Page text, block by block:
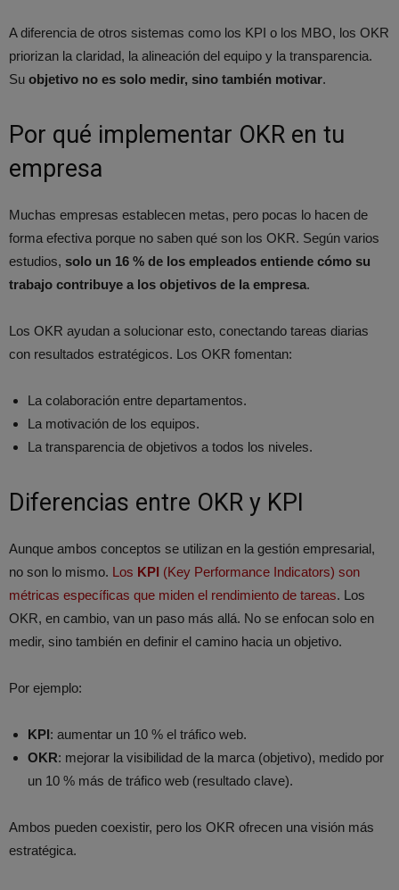
A diferencia de otros sistemas como los KPI o los MBO, los OKR
priorizan la claridad, la alineación del equipo y la transparencia.
Su objetivo no es solo medir, sino también motivar.
Por qué implementar OKR en tu
empresa
Muchas empresas establecen metas, pero pocas lo hacen de
forma efectiva porque no saben qué son los OKR. Según varios
estudios, solo un 16 % de los empleados entiende cómo su
trabajo contribuye a los objetivos de la empresa.
Los OKR ayudan a solucionar esto, conectando tareas diarias
con resultados estratégicos. Los OKR fomentan:
La colaboración entre departamentos.
La motivación de los equipos.
La transparencia de objetivos a todos los niveles.
Diferencias entre OKR y KPI
Aunque ambos conceptos se utilizan en la gestión empresarial,
no son lo mismo. Los KPI (Key Performance Indicators) son
métricas específicas que miden el rendimiento de tareas. Los
OKR, en cambio, van un paso más allá. No se enfocan solo en
medir, sino también en definir el camino hacia un objetivo.
Por ejemplo:
KPI: aumentar un 10 % el tráfico web.
OKR: mejorar la visibilidad de la marca (objetivo), medido por
un 10 % más de tráfico web (resultado clave).
Ambos pueden coexistir, pero los OKR ofrecen una visión más
estratégica.